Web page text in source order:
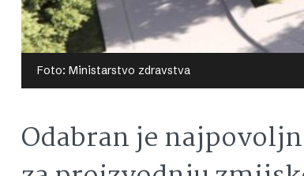
Foto: Ministarstvo zdravstva
Odabran je